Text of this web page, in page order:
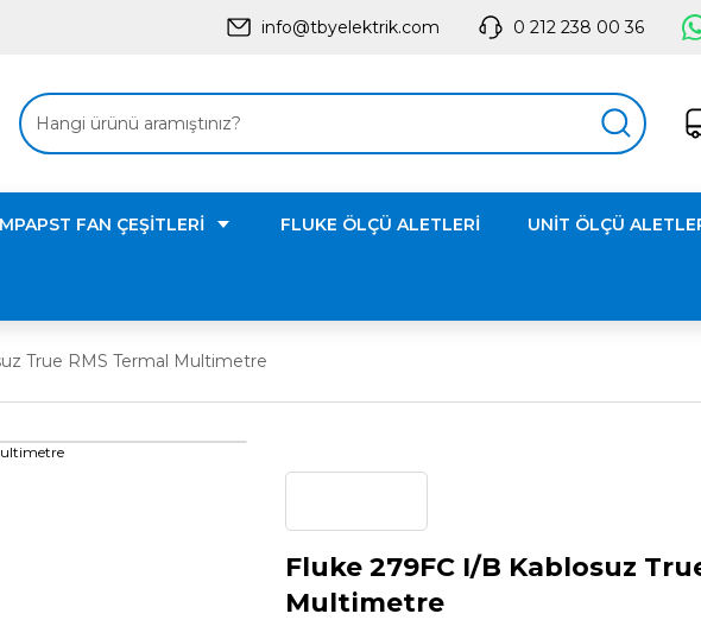
info@tbyelektrik.com 0 212 238 00 36
FAN ÇEŞİTLERİ FLUKE ÖLÇÜ ALETLERİ UNİT ÖLÇÜ
True RMS Termal Multimetre
Fluke 279FC I/B Kablosuz
Multimetre